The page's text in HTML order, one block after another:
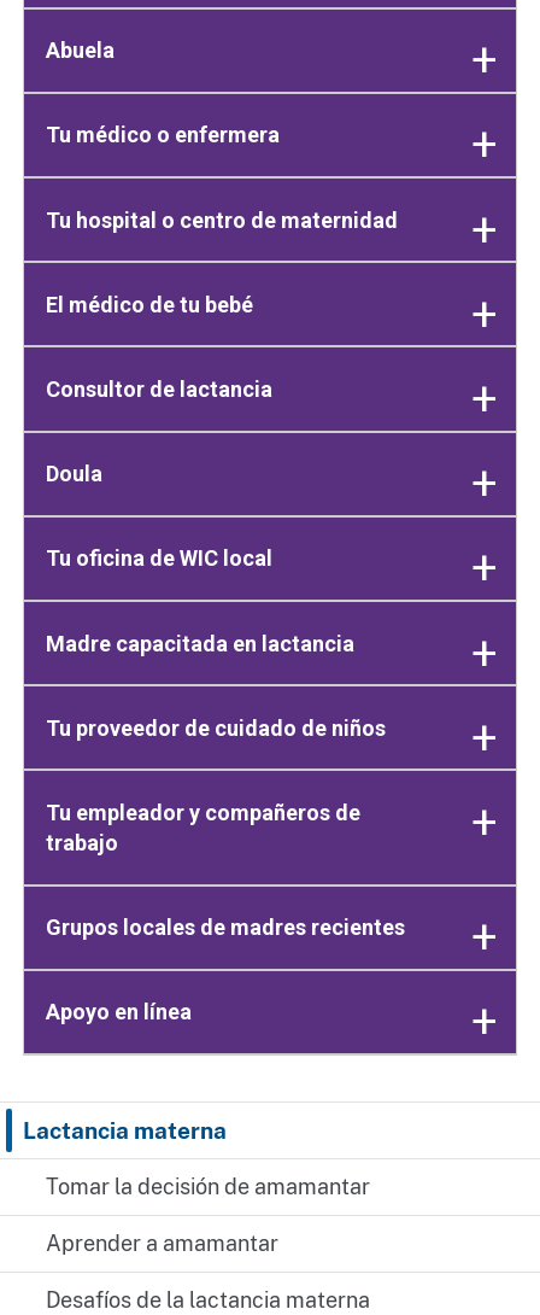
Lactancia materna
Tomar la decisión de amamantar
Aprender a amamantar
Desafíos de la lactancia materna
Abuela
Tu médico o enfermera
Tu hospital o centro de maternidad
El médico de tu bebé
Consultor de lactancia
Doula
Tu oficina de WIC local
Madre capacitada en lactancia
Tu proveedor de cuidado de niños
Tu empleador y compañeros de
trabajo
Grupos locales de madres recientes
Apoyo en línea